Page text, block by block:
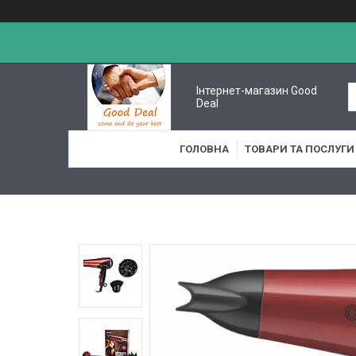
Інтернет-магазин Good
Deal
ГОЛОВНА ТОВАРИ ТА ПОСЛУГИ